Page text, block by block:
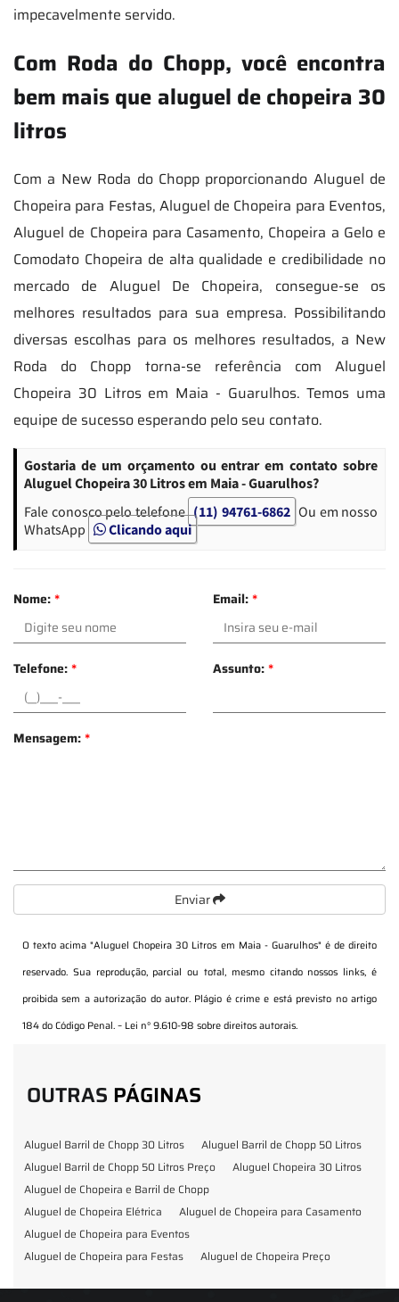
impecavelmente servido.
Com Roda do Chopp, você encontra
bem mais que aluguel de chopeira 30
litros
Com a New Roda do Chopp proporcionando Aluguel de
Chopeira para Festas, Aluguel de Chopeira para Eventos,
Aluguel de Chopeira para Casamento, Chopeira a Gelo e
Comodato Chopeira de alta qualidade e credibilidade no
mercado de Aluguel De Chopeira, consegue-se os
melhores resultados para sua empresa. Possibilitando
diversas escolhas para os melhores resultados, a New
Roda do Chopp torna-se referência com Aluguel
Chopeira 30 Litros em Maia - Guarulhos. Temos uma
equipe de sucesso esperando pelo seu contato.
Gostaria de um orçamento ou entrar em contato sobre
Aluguel Chopeira 30 Litros em Maia - Guarulhos?
Fale conosco pelo telefone (11) 94761-6862 Ou em nosso
WhatsApp
Clicando aqui
Nome:* Email:*
Telefone:* Assunto:*
Mensagem:*
Enviar
O texto acima "Aluguel Chopeira 30 Litros em Maia - Guarulhos" é de direito
reservado. Sua reprodução, parcial ou total, mesmo citando nossos links, é
proibida sem a autorização do autor. Plágio é crime e está previsto no artigo
184 do Código Penal. – Lei n° 9.610-98 sobre direitos autorais.
OUTRAS PÁGINAS
Aluguel Barril de Chopp 30 Litros
Aluguel Barril de Chopp 50 Litros
Aluguel Barril de Chopp 50 Litros Preço
Aluguel Chopeira 30 Litros
Aluguel de Chopeira e Barril de Chopp
Aluguel de Chopeira Elétrica
Aluguel de Chopeira para Casamento
Aluguel de Chopeira para Eventos
Aluguel de Chopeira para Festas
Aluguel de Chopeira Preço